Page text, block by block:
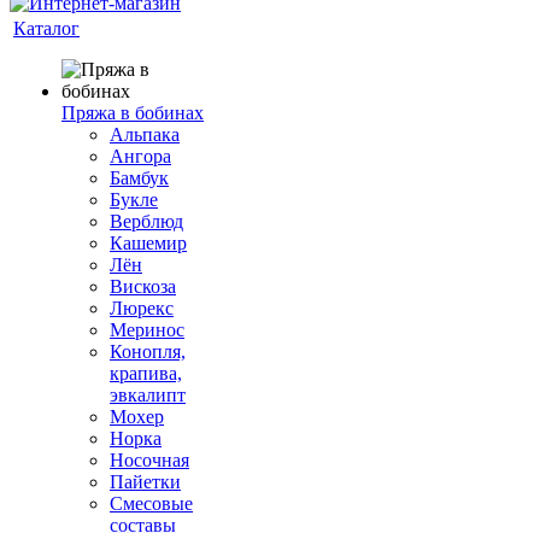
Каталог
Пряжа в бобинах
Альпака
Ангора
Бамбук
Букле
Верблюд
Кашемир
Лён
Вискоза
Люрекс
Меринос
Конопля,
крапива,
эвкалипт
Мохер
Норка
Носочная
Пайетки
Смесовые
составы